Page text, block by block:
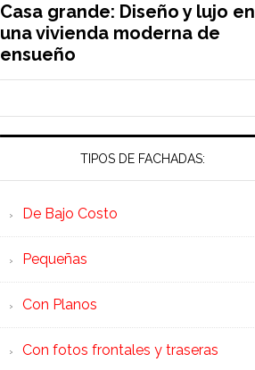
Casa grande: Diseño y lujo en
una vivienda moderna de
ensueño
TIPOS DE FACHADAS:
De Bajo Costo
Pequeñas
Con Planos
Con fotos frontales y traseras